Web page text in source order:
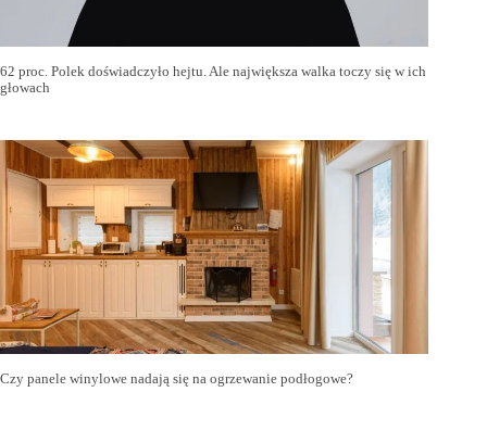
62 proc. Polek doświadczyło hejtu. Ale największa walka toczy się w ich
głowach
Czy panele winylowe nadają się na ogrzewanie podłogowe?